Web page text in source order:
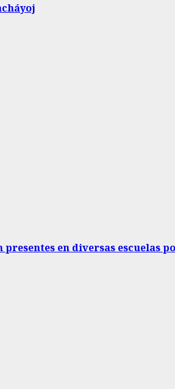
en diversas escuelas